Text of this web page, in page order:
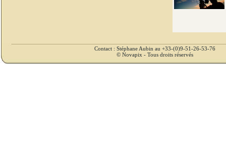
Contact : Stéphane Aubin au +33-(0)9-51-26-53-76
© Novapix - Tous droits réservés